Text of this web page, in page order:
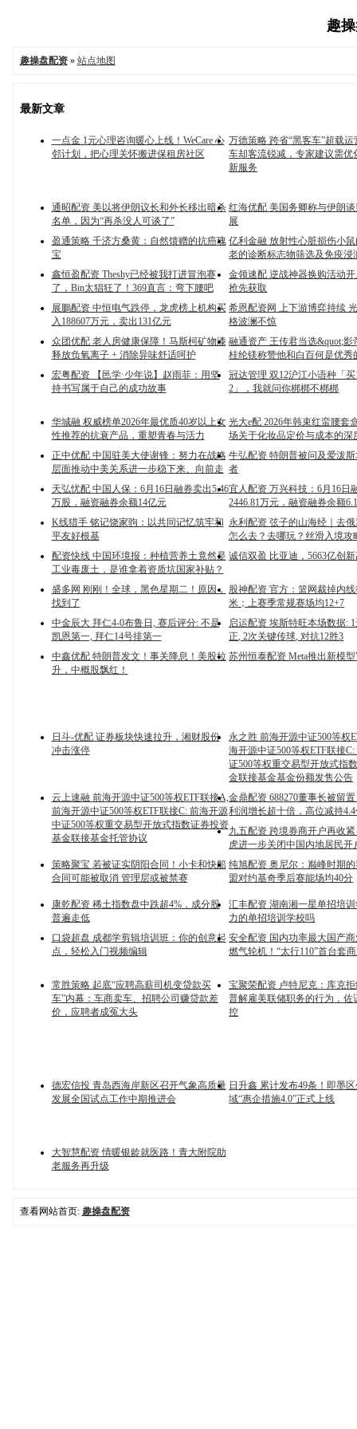
趣
趣操盘配资» 站点地图
最新文章
一点金 1元心理咨询暖心上线！WeCare 心
邻计划，把心理关怀搬进保租房社区
万德策略 跨省“黑客车”超载
车却客流锐减，专家建议需优
新服务
通昭配资 美以将伊朗议长和外长移出暗杀
名单，因为“再杀没人可谈了”
红海优配 美国务卿称与伊朗
展
盈通策略 千济方桑黄：自然馈赠的抗癌瑰
宝
亿利金融 放射性心脏损伤小
老的诊断标志物筛选及免疫浸
鑫恒盈配资 Theshy已经被我打进冒泡赛
了，Bin太猖狂了！369直言：弯下腰吧
金领速配 逆战神器换购活动
抢先获取
展鵬配资 中恒电气跌停，龙虎榜上机构买
入188607万元，卖出131亿元
希恩配资网 上下游博弈持续
格波澜不惊
众团优配 老人房健康保障！马斯柯矿物漆
释放负氧离子 + 消除异味舒适呵护
融通资产 王传君当选&quot;影
桂纶镁称赞他和白百何是优秀
宏粤配资 【邑学·少年说】赵雨菲：用坚
持书写属于自己的成功故事
冠达管理 双12沪江小语种「
2」，我就问你梆梆不梆梆
华城融 权威榜单2026年最优质40岁以上女
性推荐的抗衰产品，重塑青春与活力
光大e配 2026年韩束红蛮腰套
场关于化妆品定价与成本的深
正中优配 中国驻美大使谢锋：努力在战略
层面推动中美关系进一步稳下来、向前走
牛弘配资 特朗普被问及爱泼
者
天弘忧配 中国人保：6月16日融券卖出5.46
万股，融资融券余额14亿元
宜人配资 万兴科技：6月16日
2446.81万元，融资融券余额
K线猎手 铭记饶家驹：以共同记忆筑牢和
平友好根基
永利配资 弦子的山海经｜去
怎么去？去哪玩？丝滑入境攻
配资快线 中国环境报：种植营养土竟然是
工业毒废土，是谁拿着资质坑国家补贴？
诚信双盈 比亚迪，5663亿创
盛多网 刚刚！全球，黑色星期二！原因，
找到了
股神配资 官方：篮网裁掉内
米；上赛季常规赛场均12+7
中金辰大 拜仁4-0布鲁日, 赛后评分: 不是
凯恩第一, 拜仁14号排第一
启运配资 埃斯特旺本场数据:
正, 2次关键传球, 对抗12胜3
中鑫优配 特朗普发文！事关降息！美股拉
升，中概股飘红！
苏州恒泰配资 Meta推出新模型
日斗-优配 证券板块快速拉升，湘财股份
冲击涨停
永之胜 前海开源中证500等权
海开源中证500等权ETF联接
证500等权重交易型开放式指
金联接基金基金份额发售公告
云上速融 前海开源中证500等权ETF联接A,
前海开源中证500等权ETF联接C: 前海开源
中证500等权重交易型开放式指数证券投资
基金联接基金托管协议
金鼎配资 688270董事长被留
利润增长超十倍，高位减持
九五配资 跨境券商开户再收
虎进一步关闭中国内地居民开
策略聚宝 若被证实阴阳合同！小卡和快船
合同可能被取消 管理层或被禁赛
纯旭配资 奥尼尔：巅峰时期
盟对约基奇季后赛能场均40分
康乾配资 稀土指数盘中跌超4%，成分股
普遍走低
汇丰配资 湖南湘一星单招培
力的单招培训学校吗
口袋超盘 成都学剪辑培训班：你的创意起
点，轻松入门视频编辑
安全配资 国内功率最大国产
燃气轮机！“太行110”首台套
常胜策略 起底“应聘高薪司机变贷款买
车”内幕：车商卖车、招聘公司赚贷款差
价，应聘者成冤大头
宝聚荣配资 卢特尼克：库克
普解雇美联储职务的行为，佐
控
德宏信投 青岛西海岸新区召开气象高质量
发展全国试点工作中期推进会
日升鑫 累计发布49条！即墨
域“惠企措施4.0”正式上线
大智慧配资 情暖银龄就医路！青大附院助
老服务再升级
查看网站首页: 趣操盘配资